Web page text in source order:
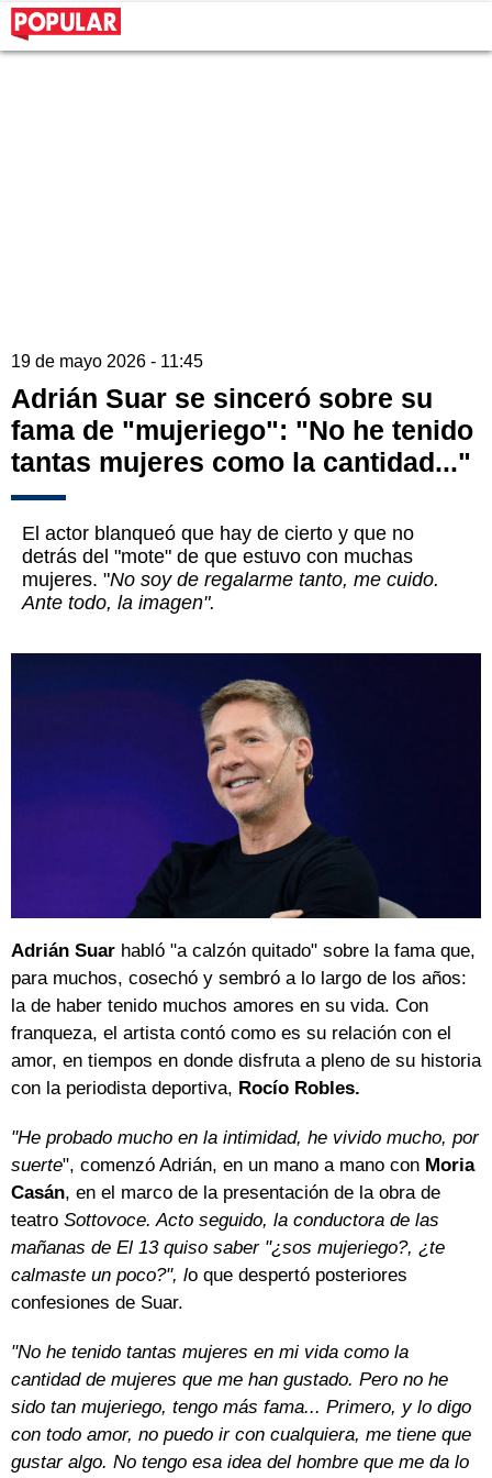
19 de mayo 2026 - 11:45
Adrián Suar se sinceró sobre su
fama de "mujeriego": "No he tenido
tantas mujeres como la cantidad..."
El actor blanqueó que hay de cierto y que no
detrás del "mote" de que estuvo con muchas
mujeres. "No soy de regalarme tanto, me cuido.
Ante todo, la imagen".
Adrián Suar habló "a calzón quitado" sobre la fama que,
para muchos, cosechó y sembró a lo largo de los años:
la de haber tenido muchos amores en su vida. Con
franqueza, el artista contó como es su relación con el
amor, en tiempos en donde disfruta a pleno de su historia
con la periodista deportiva, Rocío Robles.
"He probado mucho en la intimidad, he vivido mucho, por
suerte", comenzó Adrián, en un mano a mano con Moria
Casán, en el marco de la presentación de la obra de
teatro Sottovoce. Acto seguido, la conductora de las
mañanas de El 13 quiso saber "¿sos mujeriego?, ¿te
calmaste un poco?", lo que despertó posteriores
confesiones de Suar.
"No he tenido tantas mujeres en mi vida como la
cantidad de mujeres que me han gustado. Pero no he
sido tan mujeriego, tengo más fama... Primero, y lo digo
con todo amor, no puedo ir con cualquiera, me tiene que
gustar algo. No tengo esa idea del hombre que me da lo